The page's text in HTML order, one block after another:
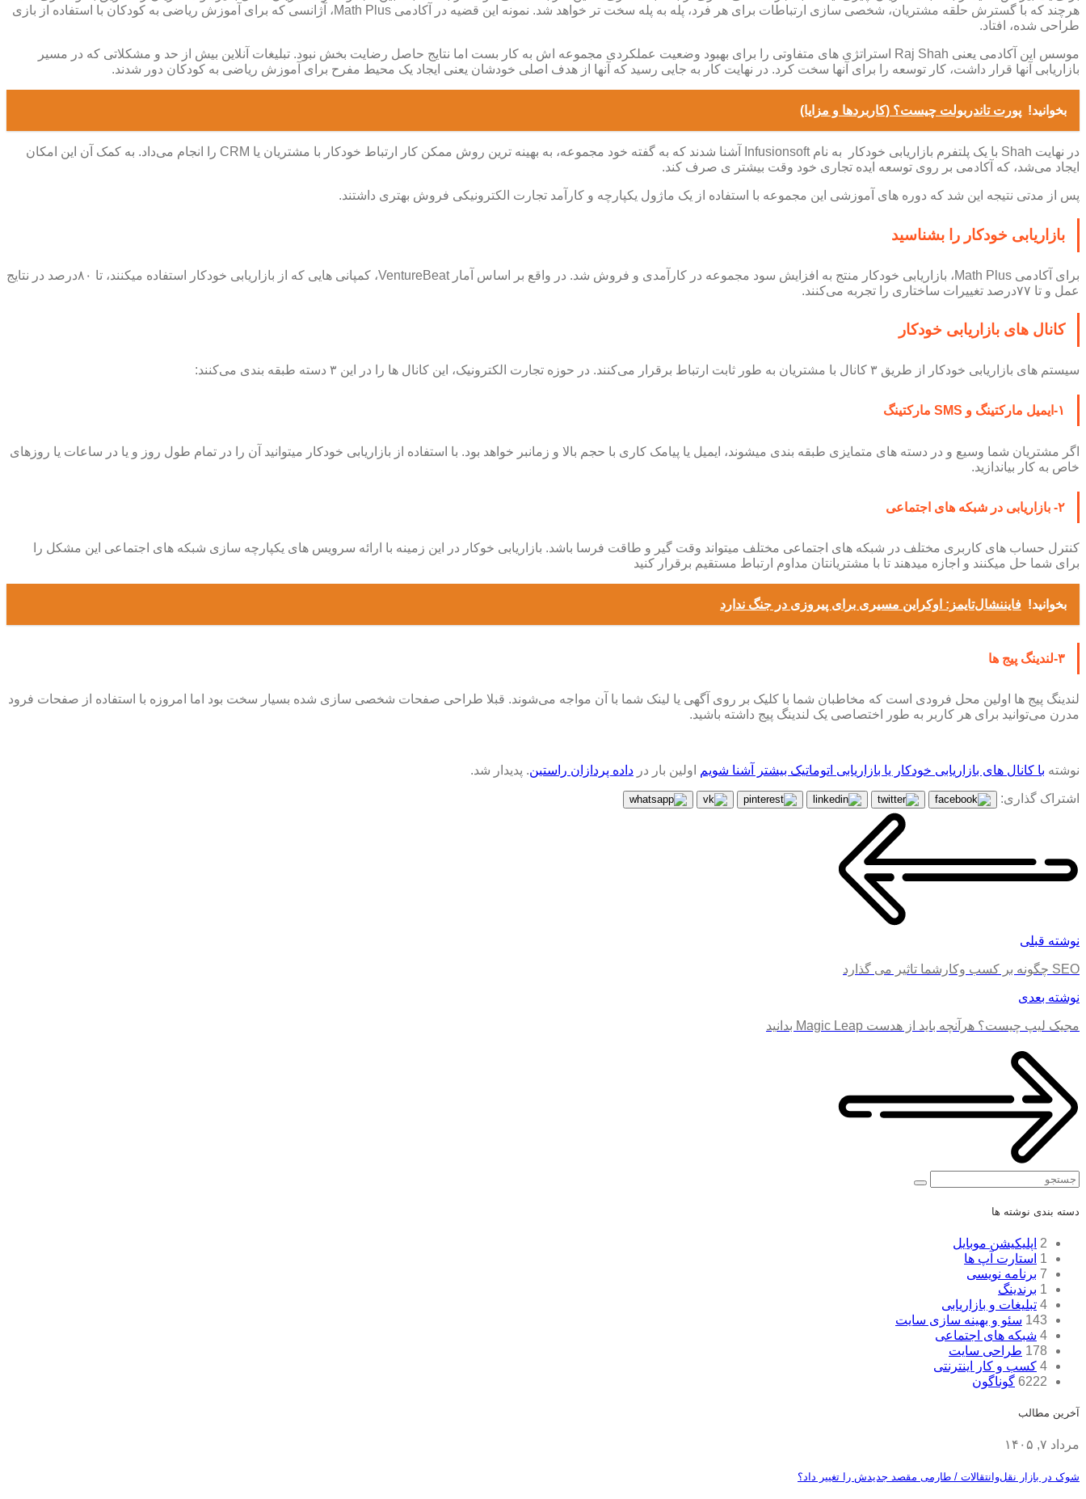
هرچند که با گسترش حلقه مشتریان، شخصی سازی ارتباطات برای هر فرد، پله به پله سخت تر خواهد شد. نمونه این قضیه در آکادمی Math Plus، آژانسی که برای آموزش ریاضی به کودکان با استفاده از بازی
طراحی شده، افتاد.
موسس این آکادمی یعنی Raj Shah استراتژی های متفاوتی را برای بهبود وضعیت عملکردی مجموعه اش به کار بست اما نتایج حاصل رضایت بخش نبود. تبلیغات آنلاین بیش از حد و مشکلاتی که در مسیر
بازاریابی آنها قرار داشت، کار توسعه را برای آنها سخت کرد. در نهایت کار به جایی رسید که آنها از هدف اصلی خودشان یعنی ایجاد یک محیط مفرح برای آموزش ریاضی به کودکان دور شدند.
بخوانید! پورت تاندربولت چیست؟ (کاربردها و مزایا)
در نهایت Shah با یک پلتفرم بازاریابی خودکار به نام Infusionsoft آشنا شدند که به گفته خود مجموعه، به بهینه ترین روش ممکن کار ارتباط خودکار با مشتریان یا CRM را انجام می‌داد. به کمک آن این امکان
ایجاد می‌شد، که آکادمی بر روی توسعه ایده تجاری خود وقت بیشتر ی صرف کند.
پس از مدتی نتیجه این شد که دوره های آموزشی این مجموعه با استفاده از یک ماژول یکپارچه و کارآمد تجارت الکترونیکی فروش بهتری داشتند.
بازاریابی خودکار را بشناسید
برای آکادمی Math Plus، بازاریابی خودکار منتج به افزایش سود مجموعه در کارآمدی و فروش شد. در واقع بر اساس آمار VentureBeat، کمپانی هایی که از بازاریابی خودکار استفاده میکنند، تا ۸۰درصد در نتایج
عمل و تا ۷۷درصد تغییرات ساختاری را تجربه می‌کنند.
کانال های بازاریابی خودکار
سیستم های بازاریابی خودکار از طریق ۳ کانال با مشتریان به طور ثابت ارتباط برقرار می‌کنند. در حوزه تجارت الکترونیک، این کانال ها را در این ۳ دسته طبقه بندی می‌کنند:
۱-ایمیل مارکتینگ و SMS مارکتینگ
اگر مشتریان شما وسیع و در دسته های متمایزی طبقه بندی میشوند، ایمیل یا پیامک کاری با حجم بالا و زمانبر خواهد بود. با استفاده از بازاریابی خودکار میتوانید آن را در تمام طول روز و یا در ساعات یا روزهای
خاص به کار بیاندازید.
۲- بازاریابی در شبکه های اجتماعی
کنترل حساب های کاربری مختلف در شبکه های اجتماعی مختلف میتواند وقت گیر و طاقت فرسا باشد. بازاریابی خوکار در این زمینه با ارائه سرویس های یکپارچه سازی شبکه های اجتماعی این مشکل را
برای شما حل میکنند و اجازه میدهند تا با مشتریانتان مداوم ارتباط مستقیم برقرار کنید
بخوانید! فایننشال‌تایمز: اوکراین مسیری برای پیروزی در جنگ ندارد
۳-لندینگ پیج ها
لندینگ پیج ها اولین محل فرودی است که مخاطبان شما با کلیک بر روی آگهی یا لینک شما با آن مواجه می‌شوند. قبلا طراحی صفحات شخصی سازی شده بسیار سخت بود اما امروزه با استفاده از صفحات فرود
مدرن می‌توانید برای هر کاربر به طور اختصاصی یک لندینگ پیج داشته باشید.
نوشته با کانال های بازاریابی خودکار یا بازاریابی اتوماتیک بیشتر آشنا شویم اولین بار در داده پردازان راستین. پدیدار شد.
اشتراک گذاری:
نوشته قبلی
SEO چگونه بر کسب وکارشما تاثیر می گذارد
نوشته بعدی
مجیک‌ لیپ چیست؟ هرآنچه باید از هدست Magic Leap بدانید
جستجو
دسته بندی نوشته ها
2 اپلیکیشن موبایل
1 استارت آپ ها
7 برنامه نویسی
1 برندینگ
4 تبلیغات و بازاریابی
143 سئو و بهینه سازی سایت
4 شبکه های اجتماعی
178 طراحی سایت
4 کسب و کار اینترنتی
6222 گوناگون
آخرین مطالب
مرداد ۷, ۱۴۰۵
شوک در بازار نقل‌وانتقالات / طارمی مقصد جدیدش را تغییر داد؟